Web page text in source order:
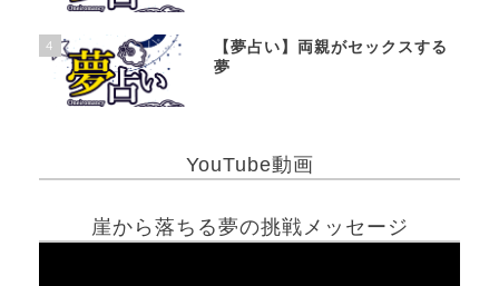
4
【夢占い】両親がセックスする
夢
YouTube動画
崖から落ちる夢の挑戦メッセージ